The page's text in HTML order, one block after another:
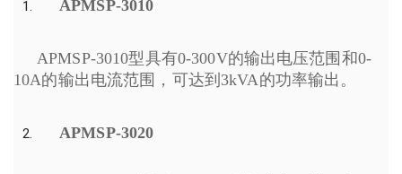
APMSP-3010
APMSP-3010型具有0-300V的输出电压范围和0-
10A的输出电流范围，可达到3kVA的功率输出。
APMSP-3020